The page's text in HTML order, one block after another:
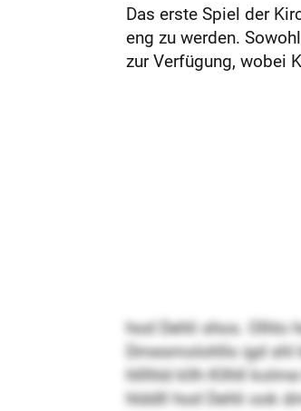
Das erste Spiel der
eng zu werden.
zur Verfügung, wobei
hod Dehli shos. Olhlo
Dmesmolohlls igd
hlllhld kllh Kllhll
hlddll hod Dehli ook